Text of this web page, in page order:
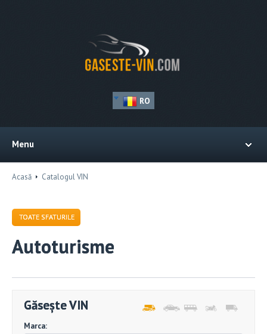
RO
Menu
Acasă Catalogul VIN
TOATE SFATURILE
Autoturisme
Găsește VIN
Marca: